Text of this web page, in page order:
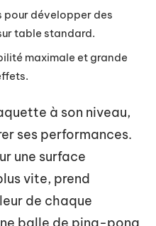
pour développer des
table standard.
maximale et grande
à son niveau,
ses performances.
une surface
vite, prend
de chaque